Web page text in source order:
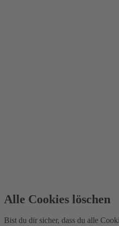
Alle Cookies löschen
Bist du dir sicher, dass du alle